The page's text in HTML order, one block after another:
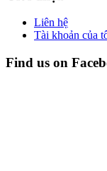
Liên hệ
Tài khoản của
Find us on